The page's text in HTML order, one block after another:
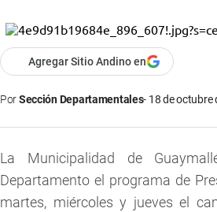
Agregar Sitio Andino en
PorSección Departamentales 18 de octubre
La Municipalidad de
Departamento el programa de
martes, miércoles y jueves el